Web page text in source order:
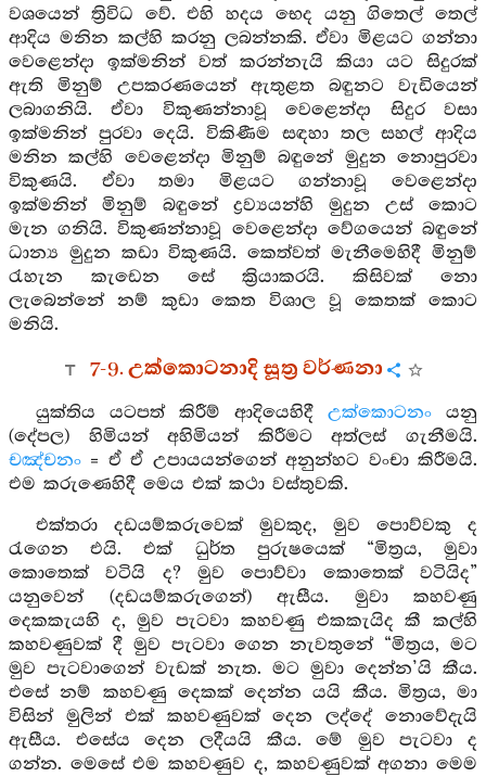
වශයෙන් ත්‍රිවිධ වේ. එහි හදය භෙද යනු ගිතෙල් තෙල්
ආදිය මනින කල්හි කරනු ලබන්නකි. ඒවා මිළයට ගන්නා
වෙළෙන්දා ඉක්මනින් වත් කරන්නැයි කියා යට සිදුරක්
ඇති මිනුම් උපකරණයෙන් ඇතුළත බඳුනට වැඩියෙන්
ලබාගනියි. ඒවා විකුණන්නාවූ වෙළෙන්දා සිදුර වසා
ඉක්මනින් පුරවා දෙයි. විකිණීම සඳහා තල සහල් ආදිය
මනින කල්හි වෙළෙන්දා මිනුම් බඳුනේ මුදුන නොපුරවා
විකුණයි. ඒවා තමා මිළයට ගන්නාවූ වෙළෙන්දා
ඉක්මනින් මිනුම් බඳුනේ ද්‍රව්‍යයන්හි මුදුන උස් කොට
මැන ගනියි. විකුණන්නාවූ වෙළෙන්දා වේගයෙන් බඳුනේ
ධාන්‍ය මුදුන කඩා විකුණයි. කෙත්වත් මැනීමෙහිදී මිනුම්
රැහැන කැඩෙන සේ ක්‍රියාකරයි. කිසිවක් නො
ලැබෙන්නේ නම් කුඩා කෙත විශාල වූ කෙතක් කොට
මනියි.
7-9. උක්කොටනාදි සූත්‍ර වර්ණනා
යුක්තිය යටපත් කිරීම් ආදියෙහිදී උක්කොටනංයනු
(දේපල) හිමියන් අහිමියන් කිරීමට අත්ලස් ගැනීමයි.
චඤ්චනං = ඒ ඒ උපායයන්ගෙන් අනුන්හට වංචා කිරීමයි.
එම කරුණෙහිදී මෙය එක් කථා වස්තුවකි.
එක්තරා දඩයම්කරුවෙක් මුවකුද, මුව පොව්වකු ද
රැගෙන එයි. එක් ධුර්ත පුරුෂයෙක් “මිත්‍රය, මුවා
කොතෙක් වටියි ද? මුව පොව්වා කොතෙක් වටියිද”
යනුවෙන් (දඩයම්කරුගෙන්) ඇසීය. මුවා කහවණු
දෙකකැයහි ද, මුව පැටවා කහවණු එකකැයිද කී කල්හි
කහවණුවක් දී මුව පැටවා ගෙන නැවතුනේ “මිත්‍රය, මට
මුව පැටවාගෙන් වැඩක් නැත. මට මුවා දෙන්න’යි කීය.
එසේ නම් කහවණු දෙකක් දෙන්න යයි කීය. මිත්‍රය, මා
විසින් මුලින් එක් කහවණුවක් දෙන ලද්දේ නොවේදැයි
ඇසීය. එසේය දෙන ලදීයයි කීය. මේ මුව පැටවා ද
ගන්න. මෙසේ එම කහවණුව ද, කහවණුවක් අගනා මෙම